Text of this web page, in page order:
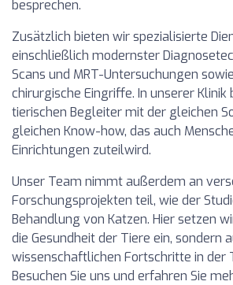
besprechen.
Zusätzlich bieten wir spezialisierte
einschließlich modernster
Scans und MRT-Untersuchungen
chirurgische Eingriffe. In unserer Klinik
tierischen Begleiter mit der gleichen
gleichen Know-how, das auch
Einrichtungen zuteilwird.
Unser Team nimmt außerdem an
Forschungsprojekten teil, wie der
Behandlung von Katzen. Hier setzen
die Gesundheit der Tiere ein, sondern
wissenschaftlichen Fortschritte in der
Besuchen Sie uns und erfahren Sie